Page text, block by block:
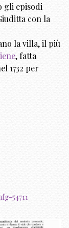
gli episodi
con la
la villa, il più
, fatta
1732 per
54711